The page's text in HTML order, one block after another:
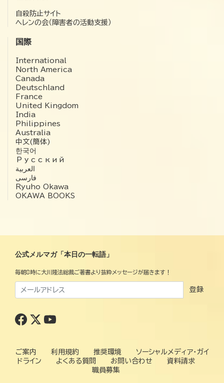
自殺防止サイト
ヘレンの会（障害者の活動支援）
国際
International
North America
Canada
Deutschland
France
United Kingdom
India
Philippines
Australia
中文(簡体)
한국어
Русский
العربية‏
فارسی
Ryuho Okawa
OKAWA BOOKS
公式メルマガ「本日の一転語」
毎朝8時に大川隆法総裁ご著書より抜粋メッセージが届きます！
登録
ご案内 利用規約 推奨環境
ソーシャルメディア・ガイ
ドライン
よくある質問 お問い合わせ
資料請求
職員募集